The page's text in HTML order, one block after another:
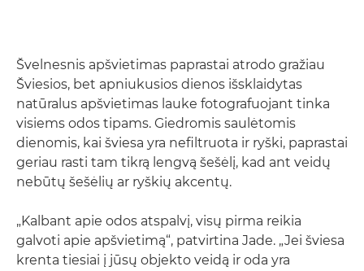
Švelnesnis apšvietimas paprastai atrodo gražiau
Šviesios, bet apniukusios dienos išsklaidytas
natūralus apšvietimas lauke fotografuojant tinka
visiems odos tipams. Giedromis saulėtomis
dienomis, kai šviesa yra nefiltruota ir ryški, paprastai
geriau rasti tam tikrą lengvą šešėlį, kad ant veidų
nebūtų šešėlių ar ryškių akcentų.
„Kalbant apie odos atspalvį, visų pirma reikia
galvoti apie apšvietimą“, patvirtina Jade. „Jei šviesa
krenta tiesiai į jūsų objekto veidą ir oda yra